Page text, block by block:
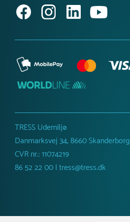
TRESS Udemiljø
Danmarksvej 34, 8660 Skanderborg
CVR nr.: 11074219
86 52 22 00 | tress@tress.dk